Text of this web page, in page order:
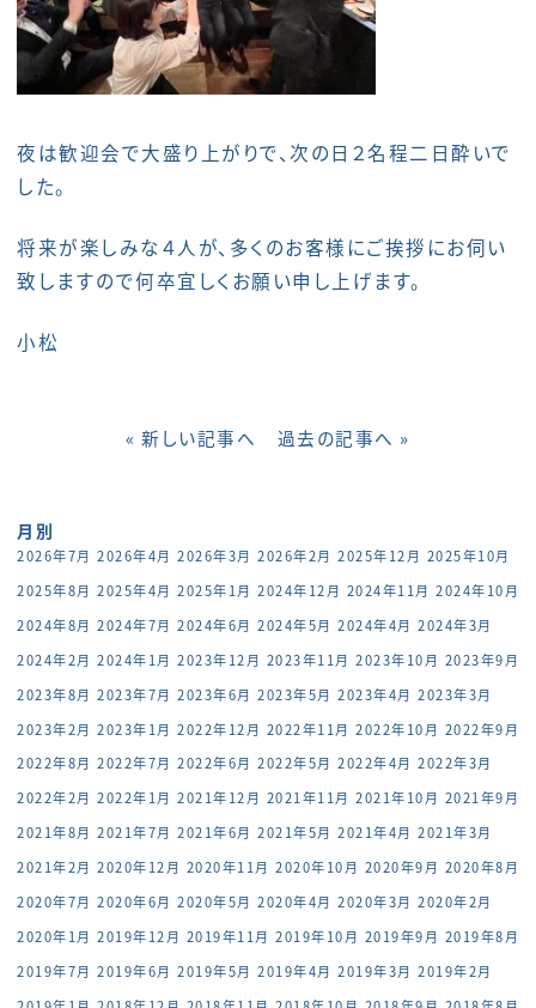
夜は歓迎会で大盛り上がりで、次の日２名程二日酔いで
した。
将来が楽しみな４人が、多くのお客様にご挨拶にお伺い
致しますので何卒宜しくお願い申し上げます。
小松
« 新しい記事へ 過去の記事へ »
月別
2026年7月 2026年4月 2026年3月 2026年2月 2025年12月 2025年10月
2025年8月 2025年4月 2025年1月 2024年12月 2024年11月 2024年10月
2024年8月 2024年7月 2024年6月 2024年5月 2024年4月 2024年3月
2024年2月 2024年1月 2023年12月 2023年11月 2023年10月 2023年9月
2023年8月 2023年7月 2023年6月 2023年5月 2023年4月 2023年3月
2023年2月 2023年1月 2022年12月 2022年11月 2022年10月 2022年9月
2022年8月 2022年7月 2022年6月 2022年5月 2022年4月 2022年3月
2022年2月 2022年1月 2021年12月 2021年11月 2021年10月 2021年9月
2021年8月 2021年7月 2021年6月 2021年5月 2021年4月 2021年3月
2021年2月 2020年12月 2020年11月 2020年10月 2020年9月 2020年8月
2020年7月 2020年6月 2020年5月 2020年4月 2020年3月 2020年2月
2020年1月 2019年12月 2019年11月 2019年10月 2019年9月 2019年8月
2019年7月 2019年6月 2019年5月 2019年4月 2019年3月 2019年2月